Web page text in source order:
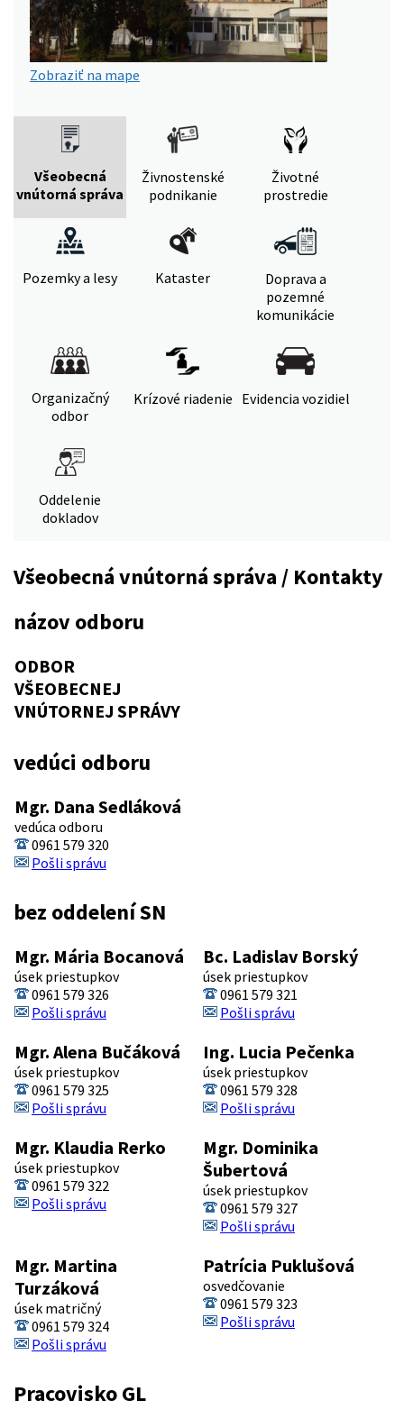
Zobraziť na mape
Všeobecná
vnútorná správa
Živnostenské
podnikanie
Životné
prostredie
Pozemky a lesy Kataster
Doprava a
pozemné
komunikácie
Organizačný
odbor
Krízové riadenie Evidencia vozidiel
Oddelenie
dokladov
Všeobecná vnútorná správa / Kontakty
názov odboru
ODBOR
VŠEOBECNEJ
VNÚTORNEJ SPRÁVY
vedúci odboru
Mgr. Dana Sedláková
vedúca odboru
0961 579 320
Pošli správu
bez oddelení SN
Mgr. Mária Bocanová
úsek priestupkov
0961 579 326
Pošli správu
Bc. Ladislav Borský
úsek priestupkov
0961 579 321
Pošli správu
Mgr. Alena Bučáková
úsek priestupkov
0961 579 325
Pošli správu
Ing. Lucia Pečenka
úsek priestupkov
0961 579 328
Pošli správu
Mgr. Klaudia Rerko
úsek priestupkov
0961 579 322
Pošli správu
Mgr. Dominika
Šubertová
úsek priestupkov
0961 579 327
Pošli správu
Mgr. Martina
Turzáková
úsek matričný
0961 579 324
Pošli správu
Patrícia Puklušová
osvedčovanie
0961 579 323
Pošli správu
Pracovisko GL